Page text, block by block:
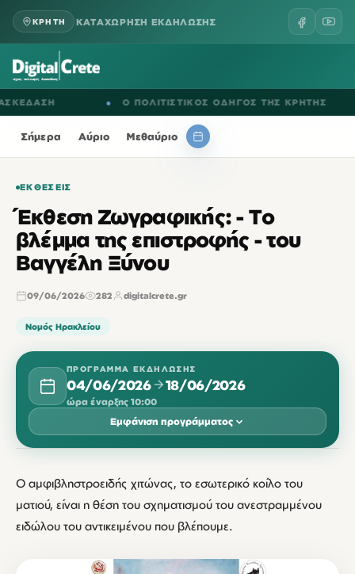
ΚΡΗΤΗ ΚΑΤΑΧΩΡΗΣΗ ΕΚΔΗΛΩΣΗΣ
Ο ΠΟΛΙΤΙΣΤΙΚΟΣ ΟΔΗΓΟΣ ΤΗΣ ΚΡΗΤΗΣ
Σήμερα Αύριο Μεθαύριο
ΕΚΘΈΣΕΙΣ
Έκθεση Ζωγραφικής: - Το
βλέμμα της επιστροφής - του
Βαγγέλη Ξύνου
09/06/2026 282 digitalcrete.gr
Νομός Ηρακλείου
ΠΡΌΓΡΑΜΜΑ ΕΚΔΉΛΩΣΗΣ
04/06/2026 18/06/2026
ώρα έναρξης 10:00
Εμφάνιση προγράμματος
04
10:00 10:00
09
10:00
10 11 12
10:00
Ο αμφιβληστροειδής χιτώνας, το εσωτερικό κοίλο του
ματιού, είναι η θέση του σχηματισμού του ανεστραμμένου
ειδώλου του αντικειμένου που βλέπουμε.